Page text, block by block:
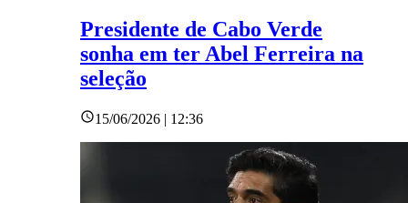
Presidente de Cabo Verde
sonha em ter Abel Ferreira na
seleção
15/06/2026 | 12:36